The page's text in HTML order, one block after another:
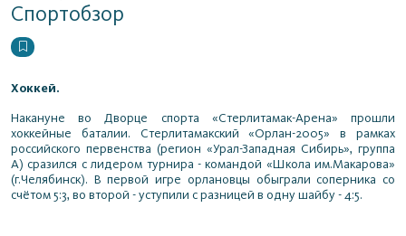
Спортобзор
Хоккей.
Накануне во Дворце спорта «Стерлитамак-Арена» прошли
хоккейные баталии. Стерлитамакский «Орлан-2005» в рамках
российского первенства (регион «Урал-Западная Сибирь», группа
А) сразился с лидером турнира - командой «Школа им.Макарова»
(г.Челябинск). В первой игре орлановцы обыграли соперника со
счётом 5:3, во второй - уступили с разницей в одну шайбу - 4:5.